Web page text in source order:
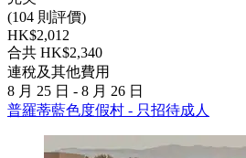
(104 則評價)
HK$2,012
合共 HK$2,340
連稅及其他費用
8 月 25 日 - 8 月 26 日
普羅蒂藍色度假村 - 只招待成人